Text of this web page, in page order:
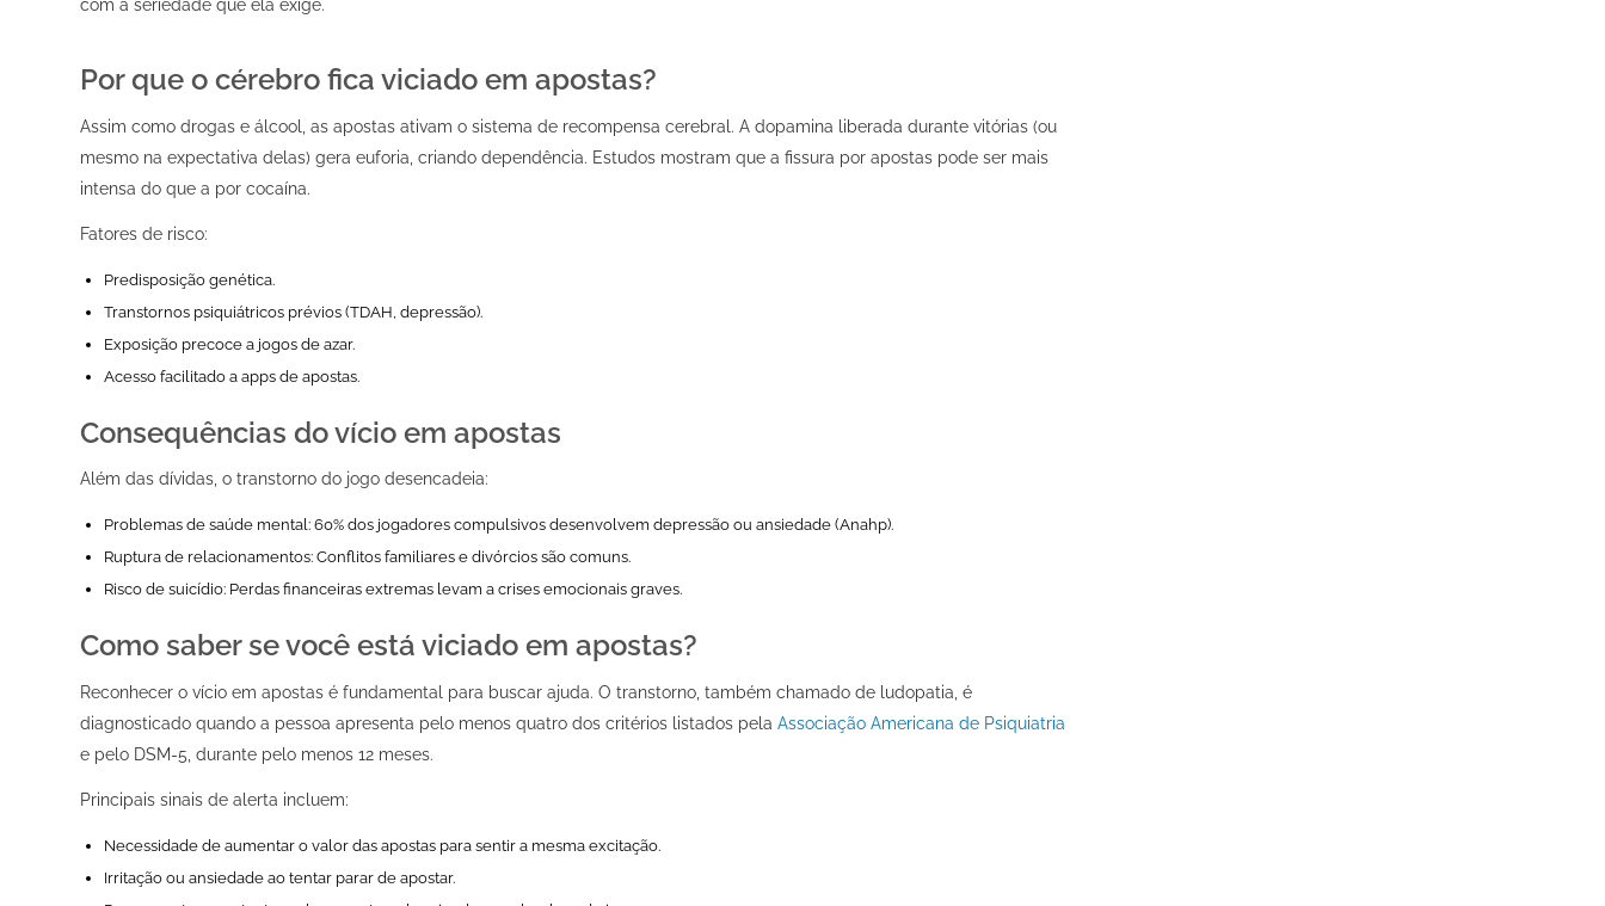
com a seriedade que ela exige.
Por que o cérebro fica viciado em apostas?
Assim como drogas e álcool, as apostas ativam o sistema de recompensa cerebral. A dopamina liberada durante vitórias (ou
mesmo na expectativa delas) gera euforia, criando dependência. Estudos mostram que a fissura por apostas pode ser mais
intensa do que a por cocaína.
Fatores de risco:
Predisposição genética.
Transtornos psiquiátricos prévios (TDAH, depressão).
Exposição precoce a jogos de azar.
Acesso facilitado a apps de apostas.
Consequências do vício em apostas
Além das dívidas, o transtorno do jogo desencadeia:
Problemas de saúde mental: 60% dos jogadores compulsivos desenvolvem depressão ou ansiedade (Anahp).
Ruptura de relacionamentos: Conflitos familiares e divórcios são comuns.
Risco de suicídio: Perdas financeiras extremas levam a crises emocionais graves.
Como saber se você está viciado em apostas?
Reconhecer o vício em apostas é fundamental para buscar ajuda. O transtorno, também chamado de ludopatia, é
diagnosticado quando a pessoa apresenta pelo menos quatro dos critérios listados pela Associação Americana de Psiquiatria
e pelo DSM-5, durante pelo menos 12 meses.
Principais sinais de alerta incluem:
Necessidade de aumentar o valor das apostas para sentir a mesma excitação.
Irritação ou ansiedade ao tentar parar de apostar.